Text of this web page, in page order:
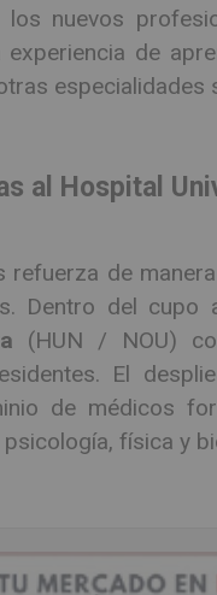
nuevos
de
especialidades
al Hospital
de
Dentro del cupo
(HUN / NOU)
El
de médicos
física y